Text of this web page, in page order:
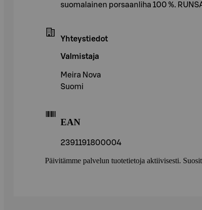
suomalainen porsaanliha 100 %.
Yhteystiedot
Valmistaja
Meira Nova
Suomi
EAN
2391191800004
Päivitämme palvelun tuotetietoja aktiivisesti.